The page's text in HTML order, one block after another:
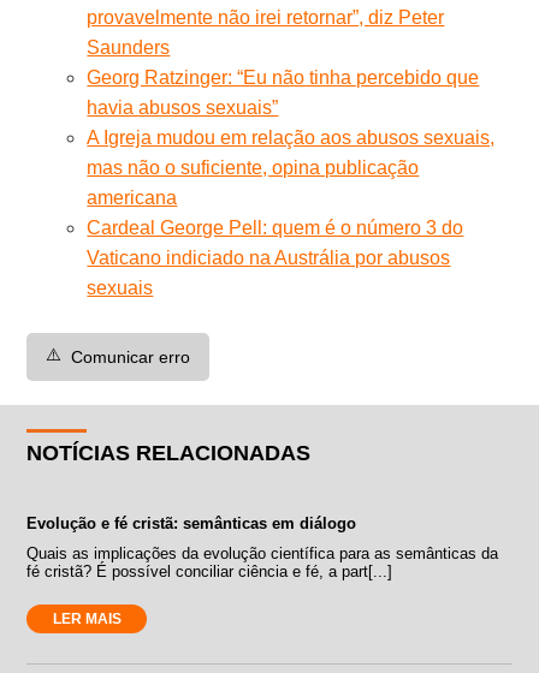
provavelmente não irei retornar”, diz Peter
Saunders
Georg Ratzinger: “Eu não tinha percebido que
havia abusos sexuais”
A Igreja mudou em relação aos abusos sexuais,
mas não o suficiente, opina publicação
americana
Cardeal George Pell: quem é o número 3 do
Vaticano indiciado na Austrália por abusos
sexuais
⚠️ Comunicar erro
NOTÍCIAS RELACIONADAS
Evolução e fé cristã: semânticas em diálogo
Quais as implicações da evolução científica para as semânticas da
fé cristã? É possível conciliar ciência e fé, a part[...]
LER MAIS